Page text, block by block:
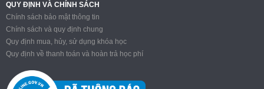
QUY ĐỊNH VÀ CHÍNH SÁCH
Chính sách bảo mật thông tin
Chính sách và quy định chung
Quy định mua, hủy, sử dụng khóa học
Quy định về thanh toán và hoàn trả học phí